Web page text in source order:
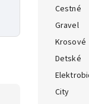
Cestné
Gravel
Krosové
Detské
City